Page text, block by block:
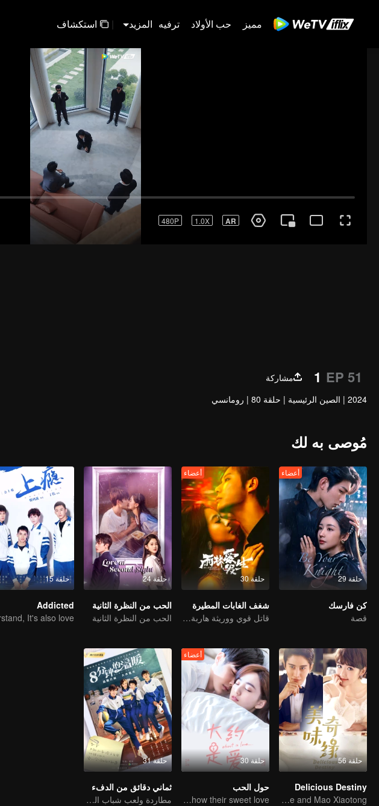
مميز حب الأولاد ترفيه المزيد | استكشاف
480P 1.0X AR
كانت تانغ يويون.
1 EP 51
مشاركة
2024
| الصين الرئيسية | حلقة 80 | رومانسي
مُوصى به لك
حلقة 29
أعضاء
كن فارسك
قصة
حلقة 30
أعضاء
شغف الغابات المطيرة
قاتل قوي ووريثة هاربة يجدان الخلاص معًا!
حلقة 24
الحب من النظرة الثانية
الحب من النظرة الثانية
حلقة 15
Addicted
حلقة 56
Delicious Destiny
A love story about the love-hate relationship between Mike and Mao Xiaotong.
حلقة 30
أعضاء
حول الحب
Saixixi and Xuxiaonuo show their sweet love
حلقة 31
ثماني دقائق من الدفء
مطاردة ولعب شباب الحرم الجامعي